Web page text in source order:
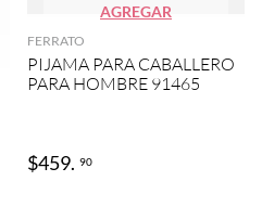
AGREGAR
FERRATO
PIJAMA PARA CABALLERO
PARA HOMBRE 91465
$459. 90